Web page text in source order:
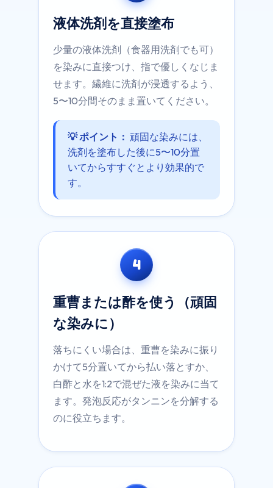
液体洗剤を直接塗布
少量の液体洗剤（食器用洗剤でも可）
を染みに直接つけ、指で優しくなじま
せます。繊維に洗剤が浸透するよう、
5〜10分間そのまま置いてください。
💡 ポイント： 頑固な染みには、
洗剤を塗布した後に5〜10分置
いてからすすぐとより効果的で
す。
4
重曹または酢を使う（頑固
な染みに）
落ちにくい場合は、重曹を染みに振り
かけて5分置いてから払い落とすか、
白酢と水を1:2で混ぜた液を染みに当て
ます。発泡反応がタンニンを分解する
のに役立ちます。